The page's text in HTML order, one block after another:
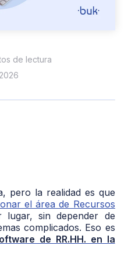
de lectura
pero la realidad es que
el área de Recursos
lugar, sin depender de
complicados. Eso es
de RR.HH. en la